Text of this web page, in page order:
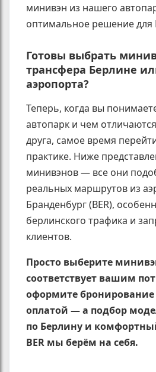
минивэн из нашего
оптимальное решение для
Готовы выбрать
трансфера Берлине
аэропорта?
Теперь, когда вы
автопарк и чем
друга, самое время
практике. Ниже
минивэнов — все они
реальных маршрутов из
Бранденбург (BER),
берлинского трафика и
клиентов.
Просто выберите
соответствует вашим
оформите бронирование
оплатой — а подбор
по Берлину и
BER мы берём на себя.